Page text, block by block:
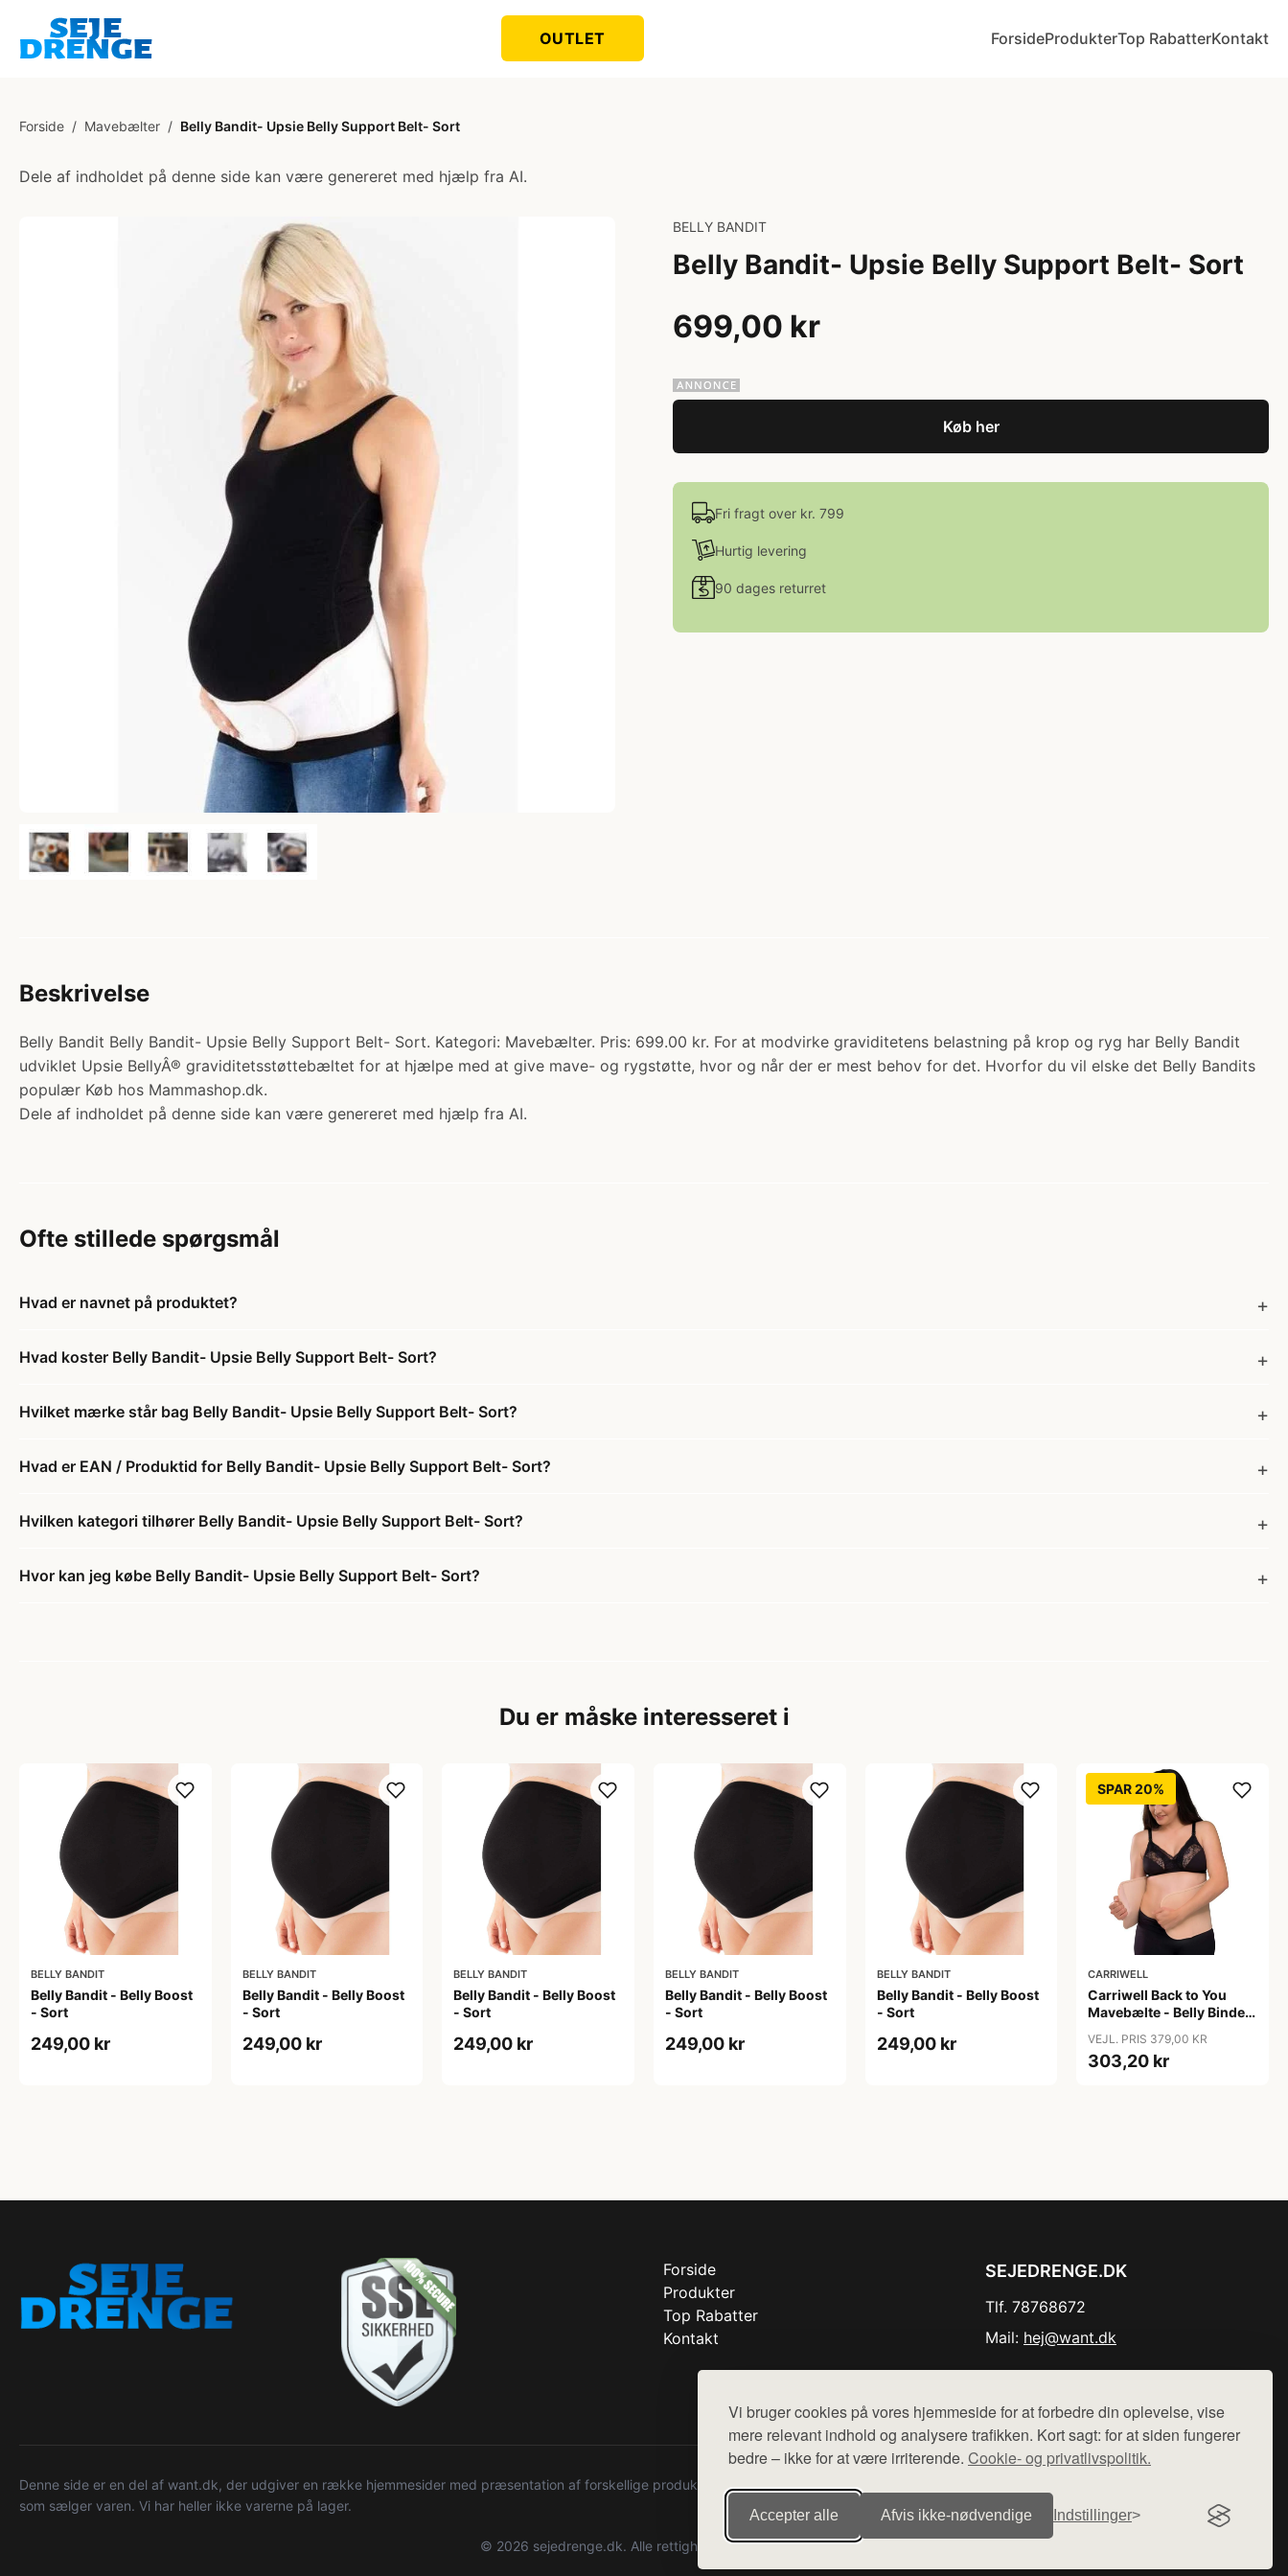
Vi bruger cookies på vores hjemmeside for at forbedre din oplevelse, vise
mere relevant indhold og analysere trafikken. Kort sagt: for at siden fungerer
bedre – ikke for at være irriterende. Cookie- og privatlivspolitik.
Accepter alle Afvis ikke‑nødvendige Indstillinger
OUTLET ForsideProdukterTop RabatterKontakt
Forside / Mavebælter / Belly Bandit- Upsie Belly Support Belt- Sort
Dele af indholdet på denne side kan være genereret med hjælp fra AI.
BELLY BANDIT
Belly Bandit- Upsie Belly Support Belt- Sort
699,00 kr
Køb her
Fri fragt over kr. 799
Hurtig levering
90 dages returret
Beskrivelse
Belly Bandit Belly Bandit- Upsie Belly Support Belt- Sort. Kategori: Mavebælter. Pris: 699.00 kr. For at modvirke graviditetens belastning på krop og ryg har Belly Bandit
udviklet Upsie BellyÂ® graviditetsstøttebæltet for at hjælpe med at give mave- og rygstøtte, hvor og når der er mest behov for det. Hvorfor du vil elske det Belly Bandits
populær Køb hos Mammashop.dk.
Dele af indholdet på denne side kan være genereret med hjælp fra AI.
Ofte stillede spørgsmål
Hvad er navnet på produktet?
Hvad koster Belly Bandit- Upsie Belly Support Belt- Sort?
Hvilket mærke står bag Belly Bandit- Upsie Belly Support Belt- Sort?
Hvad er EAN / Produktid for Belly Bandit- Upsie Belly Support Belt- Sort?
Hvilken kategori tilhører Belly Bandit- Upsie Belly Support Belt- Sort?
Hvor kan jeg købe Belly Bandit- Upsie Belly Support Belt- Sort?
Du er måske interesseret i
BELLY BANDIT
Belly Bandit - Belly Boost
- Sort
249,00 kr
BELLY BANDIT
Belly Bandit - Belly Boost
- Sort
249,00 kr
BELLY BANDIT
Belly Bandit - Belly Boost
- Sort
249,00 kr
BELLY BANDIT
Belly Bandit - Belly Boost
- Sort
249,00 kr
BELLY BANDIT
Belly Bandit - Belly Boost
- Sort
249,00 kr
SPAR 20%
CARRIWELL
Carriwell Back to You
Mavebælte - Belly Binder
VEJL. PRIS 379,00 KR
303,20 kr
Forside
Produkter
Top Rabatter
Kontakt
SEJEDRENGE.DK
Tlf. 78768672
Mail: hej@want.dk
Denne side er en del af want.dk, der udgiver en række hjemmesider med præsentation af forskellige produkter fra diverse webshops. Der sælges ikke varer fra denne side - vi henviser til de shops,
som sælger varen. Vi har heller ikke varerne på lager.
© 2026 sejedrenge.dk. Alle rettigheder forbeholdes.